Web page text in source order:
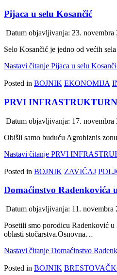
Pijaca u selu Kosančić
Datum objavljivanja: 23. novembra
Selo Kosančić je jedno od većih
Nastavi čitanje Pijaca u selu
Posted in BOJNIK EKONOMIJA
PRVI
Datum objavljivanja: 17. novembra
Obišli samo buduću Agrobiznis
Nastavi čitanje PRVI
Posted in BOJNIK ZAVIČAJ
Domaćinstvo Radenkovića
Datum objavljivanja: 11. novembra
Posetili smo porodicu Radenković
oblasti stočarstva.Osnovna…
Nastavi čitanje Domaćinstvo
Posted in BOJNIK